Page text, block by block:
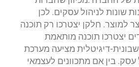
שונות לניהול עסקים. לכן
למוצר. חלקן יצטרכו רק תוכנה
יצטרכו תוכנה מותאמת
דיגיטלית מציעה מערכת
עסק. בין אם מתכוונים לעצמאי